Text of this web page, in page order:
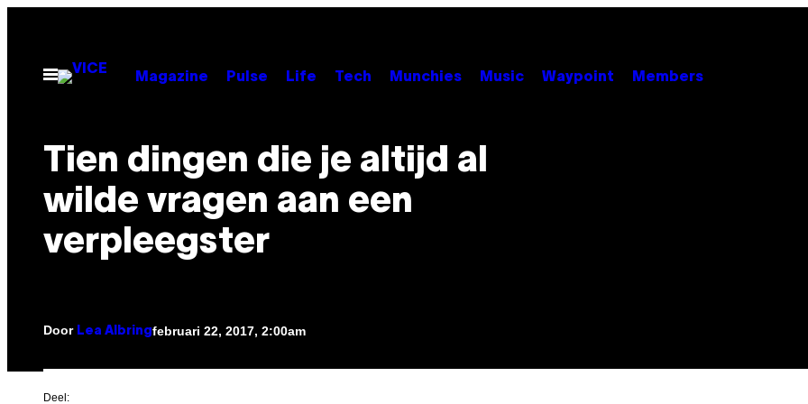
Open
menu
Magazine Pulse Life Tech Munchies Music Waypoint Members
Tien dingen die je altijd al
wilde vragen aan een
verpleegster
Door Lea Albring februari 22, 2017, 2:00am
Deel: